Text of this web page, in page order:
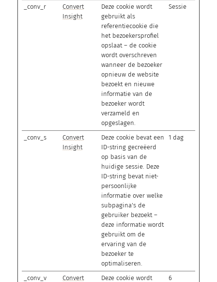
_conv_r
Convert
Insight
Deze cookie wordt
gebruikt als
referentiecookie die
het bezoekersprofiel
opslaat – de cookie
wordt overschreven
wanneer de bezoeker
opnieuw de website
bezoekt en nieuwe
informatie van de
bezoeker wordt
verzameld en
opgeslagen.
Sessie
_conv_s
Convert
Insight
Deze cookie bevat een
ID-string gecreëerd
op basis van de
huidige sessie. Deze
ID-string bevat niet-
persoonlijke
informatie over welke
subpagina's de
gebruiker bezoekt –
deze informatie wordt
gebruikt om de
ervaring van de
bezoeker te
optimaliseren.
1 dag
_conv_v
Convert
Deze cookie wordt
6